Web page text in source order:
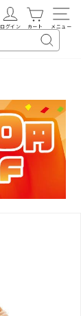
キ
ー
ド
検
索
ログイン カート メニュー